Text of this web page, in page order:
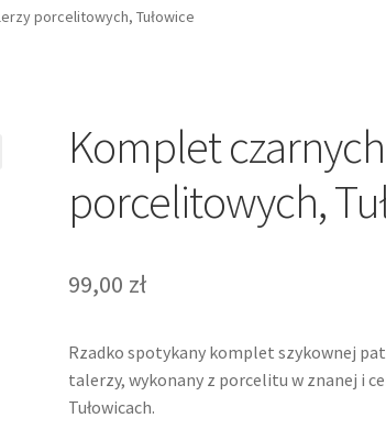
porcelitowych, Tułowice
Komplet
porcelitowych,
99,00 zł
Rzadko spotykany komplet szykownej
talerzy, wykonany z porcelitu w znanej i
Tułowicach.